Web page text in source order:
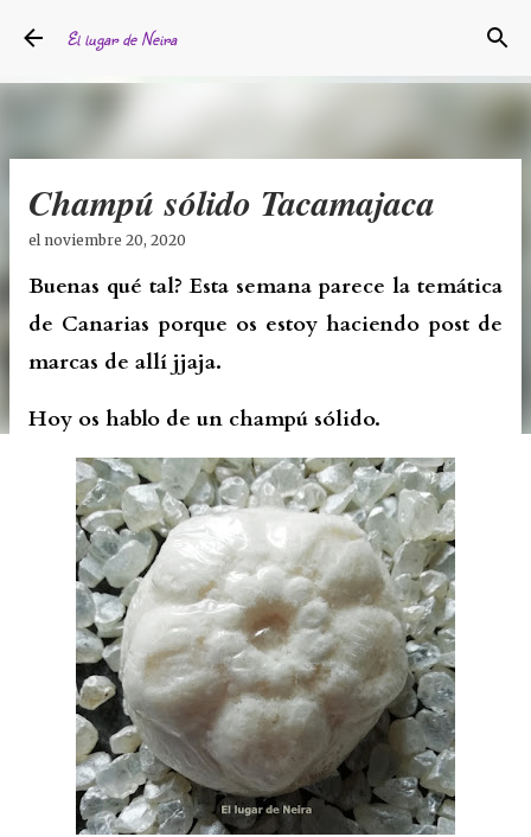
El lugar de Neira
Champú sólido Tacamajaca
el noviembre 20, 2020
Buenas qué tal? Esta semana parece la temática
de Canarias porque os estoy haciendo post de
marcas de allí jjaja.
Hoy os hablo de un champú sólido.